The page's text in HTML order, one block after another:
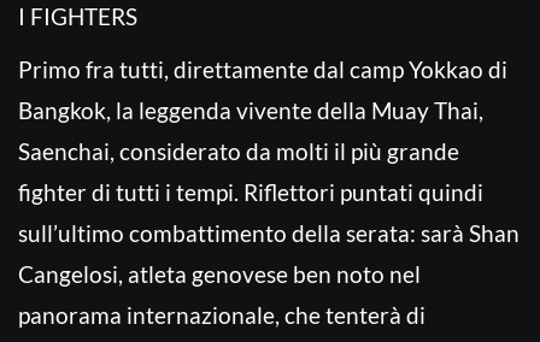
I FIGHTERS
Primo fra tutti, direttamente dal camp Yokkao di
Bangkok, la leggenda vivente della Muay Thai,
Saenchai, considerato da molti il più grande
fighter di tutti i tempi. Riflettori puntati quindi
sull’ultimo combattimento della serata: sarà Shan
Cangelosi, atleta genovese ben noto nel
panorama internazionale, che tenterà di